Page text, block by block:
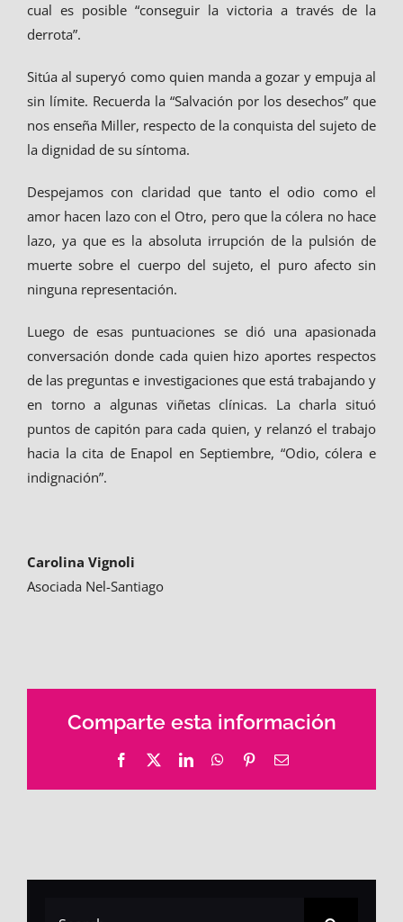
cual es posible “conseguir la victoria a través de la
derrota”.
Sitúa al superyó como quien manda a gozar y empuja al
sin límite. Recuerda la “Salvación por los desechos” que
nos enseña Miller, respecto de la conquista del sujeto de
la dignidad de su síntoma.
Despejamos con claridad que tanto el odio como el
amor hacen lazo con el Otro, pero que la cólera no hace
lazo, ya que es la absoluta irrupción de la pulsión de
muerte sobre el cuerpo del sujeto, el puro afecto sin
ninguna representación.
Luego de esas puntuaciones se dió una apasionada
conversación donde cada quien hizo aportes respectos
de las preguntas e investigaciones que está trabajando y
en torno a algunas viñetas clínicas. La charla situó
puntos de capitón para cada quien, y relanzó el trabajo
hacia la cita de Enapol en Septiembre, “Odio, cólera e
indignación”.
Carolina Vignoli
Asociada Nel-Santiago
Comparte esta información
Facebook LinkedInWhatsApp
PinterestEmail